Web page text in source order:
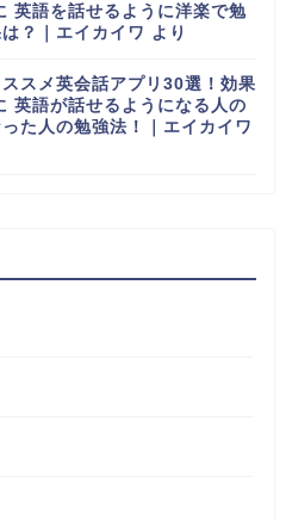
英語を話せるように洋楽で勉
？｜エイカイワ より
ススメ英会話アプリ30選！効果
英語が話せるようになる人の
た人の勉強法！｜エイカイワ